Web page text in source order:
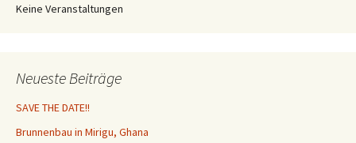
Keine Veranstaltungen
Neueste Beiträge
SAVE THE DATE!!
Brunnenbau in Mirigu, Ghana